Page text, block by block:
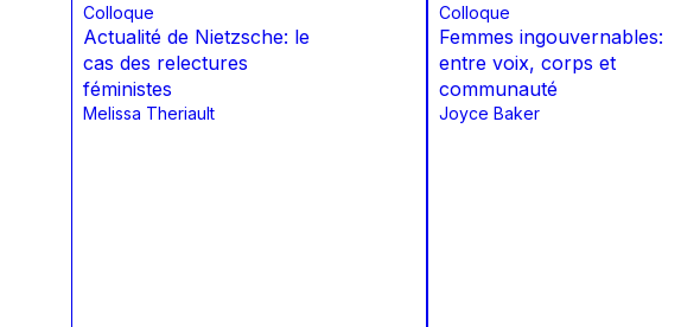
Colloque
Actualité de Nietzsche: le
cas des relectures
féministes
Melissa Theriault
Colloque
Femmes ingouvernables:
entre voix, corps et
communauté
Joyce Baker